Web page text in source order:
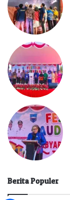
Berita Populer